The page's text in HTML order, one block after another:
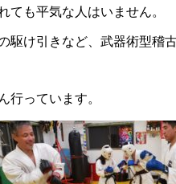
ても平気な人はいません。
駆け引きなど、武器術型稽
行っています。